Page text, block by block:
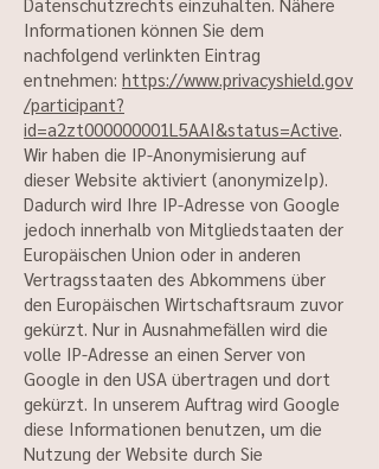
Informationen können Sie dem
nachfolgend verlinkten Eintrag
entnehmen: https://www.privacyshield.gov
/participant?
id=a2zt000000001L5AAI&status=Active
Wir haben die IP-Anonymisierung auf
dieser Website aktiviert (anonymizeIp).
Dadurch wird Ihre IP-Adresse von Google
jedoch innerhalb von Mitgliedstaaten der
Europäischen Union oder in anderen
Vertragsstaaten des Abkommens über
den Europäischen Wirtschaftsraum zuvor
gekürzt. Nur in Ausnahmefällen wird die
volle IP-Adresse an einen Server von
Google in den USA übertragen und dort
gekürzt. In unserem Auftrag wird Google
diese Informationen benutzen, um die
Nutzung der Website durch Sie